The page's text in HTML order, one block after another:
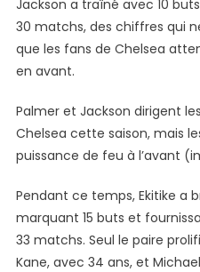
Jackson a traîné avec 10
30 matchs, des chiffres qui
que les fans de Chelsea
en avant.
Palmer et Jackson dirigent
Chelsea cette saison, mais
puissance de feu à l’avant
Pendant ce temps, Ekitike a
marquant 15 buts et
33 matchs. Seul le paire
Kane, avec 34 ans, et